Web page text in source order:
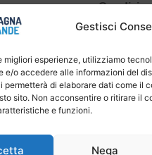
Gestisci
migliori esperienze, utilizziamo
e/o accedere alle informazioni del
permetterà di elaborare dati come il
sito. Non acconsentire o ritirare il
e funzioni.
Nega